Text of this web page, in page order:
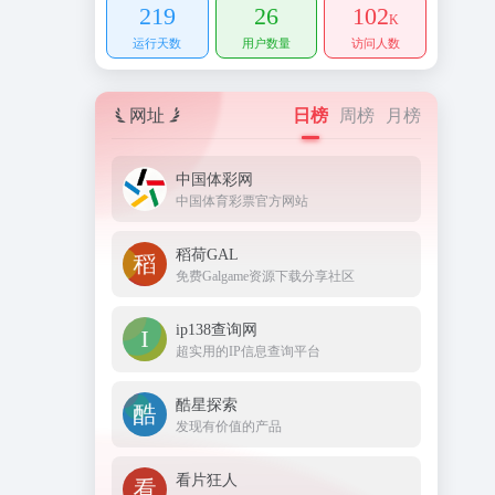
219
运行天数
26
用户数量
102K
访问人数
网址 日榜 周榜 月榜
中国体彩网
中国体育彩票官方网站
稻荷GAL
免费Galgame资源下载分享社区
ip138查询网
超实用的IP信息查询平台
酷星探索
发现有价值的产品
看片狂人